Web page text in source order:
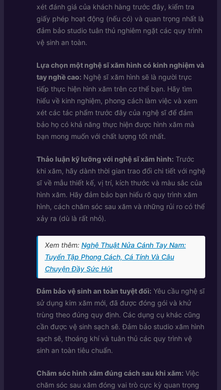
xét đánh giá của khách hàng trước đây, kiểm tra
giấy phép hoạt động (nếu có) và quan trọng nhất là
đảm bảo studio tuân thủ nghiêm ngặt các quy trình
vệ sinh an toàn.
Lựa chọn một nghệ sĩ xăm hình có kinh nghiệm và
tay nghề cao: Nghệ sĩ xăm hình sẽ là người trực
tiếp thực hiện hình xăm trên cơ thể bạn. Hãy tìm
hiểu về kinh nghiệm, phong cách làm việc và xem
xét các tác phẩm trước đây của nghệ sĩ để đảm
bảo họ có khả năng thực hiện được hình xăm mà
bạn mong muốn với chất lượng tốt nhất.
Thảo luận kỹ lưỡng với nghệ sĩ xăm hình: Trước
khi xăm, hãy dành thời gian trao đổi chi tiết với nghệ
sĩ về mẫu thiết kế, vị trí, kích thước và màu sắc của
hình xăm. Hãy đảm bảo bạn hiểu rõ quy trình xăm
hình, cách chăm sóc sau xăm và những rủi ro có thể
xảy ra (dù là rất nhỏ).
Xem thêm: Nghệ Thuật Nửa Cánh Tay Nam:
Tuyển Tập Phong Cách, Cá Tính Và Câu
Chuyện Đầy Sức Hút
Đảm bảo vệ sinh an toàn tuyệt đối: Yêu cầu nghệ sĩ
sử dụng kim xăm mới, đã được đóng gói và khử
trùng theo đúng quy định. Các dụng cụ khác cũng
cần được vệ sinh sạch sẽ. Đảm bảo studio xăm hình
sạch sẽ, thoáng khí và tuân thủ các quy trình vệ
sinh an toàn tiêu chuẩn.
Chăm sóc hình xăm đúng cách sau khi xăm: Việc
chăm sóc sau xăm đóng vai trò cực kỳ quan trọng